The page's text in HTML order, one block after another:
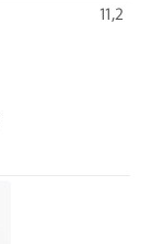
11,2